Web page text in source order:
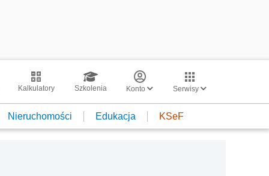
Kalkulatory Szkolenia Konto Serwisy
Nieruchomości Edukacja KSeF